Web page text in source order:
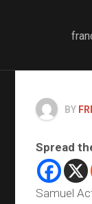
BY
Spread
Samuel